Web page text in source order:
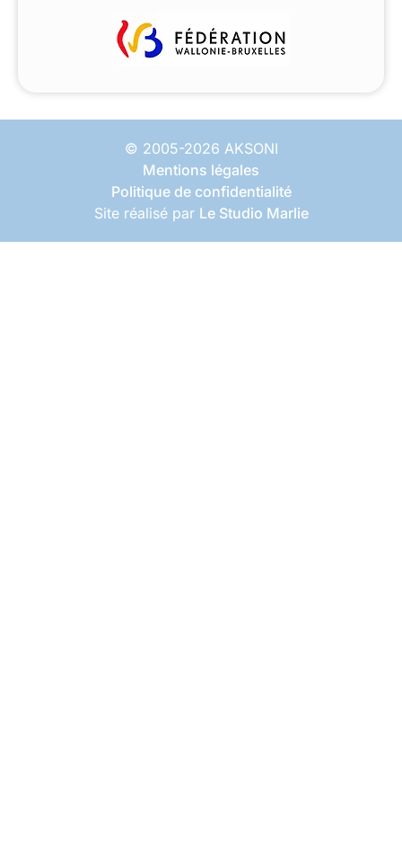
© 2005-2026 AKSONI
Mentions légales
Politique de confidentialité
Site réalisé par Le Studio Marlie